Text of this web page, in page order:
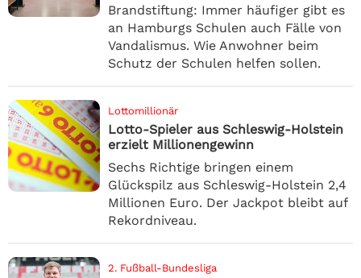
Brandstiftung: Immer häufiger gibt es
an Hamburgs Schulen auch Fälle von
Vandalismus. Wie Anwohner beim
Schutz der Schulen helfen sollen.
Lottomillionär
Lotto-Spieler aus Schleswig-Holstein
erzielt Millionengewinn
Sechs Richtige bringen einem
Glückspilz aus Schleswig-Holstein 2,4
Millionen Euro. Der Jackpot bleibt auf
Rekordniveau.
2. Fußball-Bundesliga